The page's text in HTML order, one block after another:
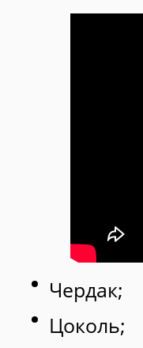
Чердак;
Цоколь;